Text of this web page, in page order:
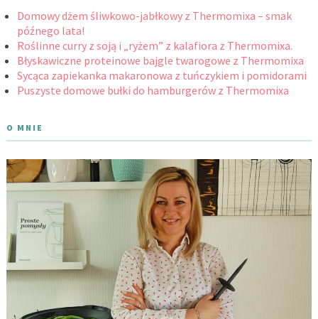
Domowy dżem śliwkowo-jabłkowy z Thermomixa – smak
późnego lata!
Roślinne curry z soją i „ryżem” z kalafiora z Thermomixa.
Błyskawiczne proteinowe bajgle twarogowe z Thermomixa
Sycąca zapiekanka makaronowa z tuńczykiem i pomidorami
Puszyste domowe bułki do hamburgerów z Thermomixa
O MNIE